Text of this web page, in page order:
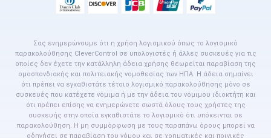
Σας ενημερώνουμε ότι η χρήση λογισμικού όπως το λογισμικό
παρακολούθησης CleverControl σε υπολογιστές ή άλλες συσκευές για τις
οποίες δεν έχετε την κατάλληλη άδεια χρήσης θεωρείται παραβίαση της
ομοσπονδιακής και πολιτειακής νομοθεσίας των ΗΠΑ. Η άδεια σημαίνει
ότι πρέπει να εγκαθιστάτε τέτοιο λογισμικό παρακολούθησης μόνο σε
συσκευές που κατέχετε νόμιμα ή με την άδεια του νόμιμου ιδιοκτήτη και
ότι πρέπει επίσης να ενημερώνετε σωστά όλους τους χρήστες της
συσκευής στην οποία εγκαθιστάτε το λογισμικό ότι υπόκεινται σε
παρακολούθηση. Η μη συμμόρφωση με τους παραπάνω όρους μπορεί να
οδηγήσει σε παραβίαση του νόμου και σε χρηματικές και ποινικές